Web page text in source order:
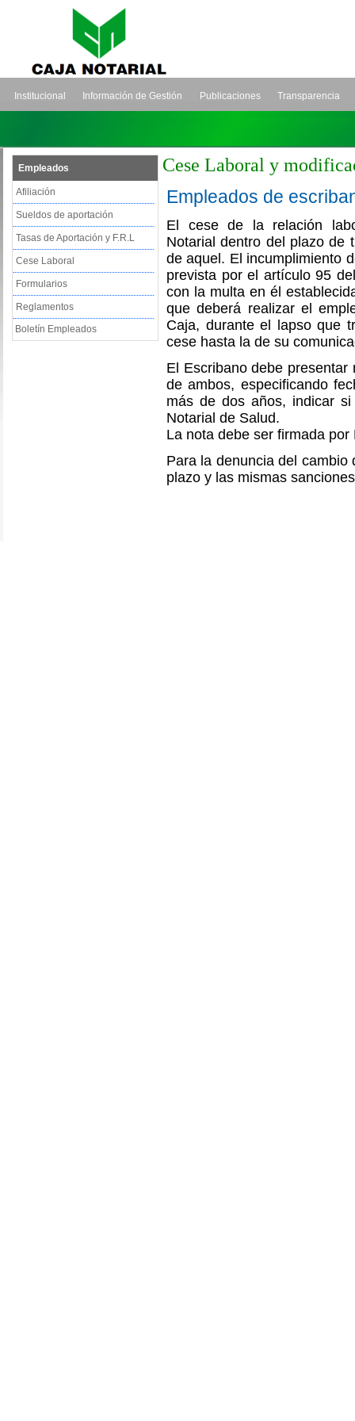
Institucional Información de Gestión Publicaciones Transparencia
Empleados
Afiliación
Sueldos de aportación
Tasas de Aportación y F.R.L
Cese Laboral
Formularios
Reglamentos
Boletín Empleados
Cese Laboral y
Empleados de
El cese de la relación
Notarial dentro del plazo de
de aquel. El incumplimiento
prevista por el artículo 95
con la multa en él
que deberá realizar el
Caja, durante el lapso que
cese hasta la de su
El Escribano debe
de ambos, especificando
más de dos años, indicar
Notarial de Salud.
La nota debe ser firmada
Para la denuncia del
plazo y las mismas